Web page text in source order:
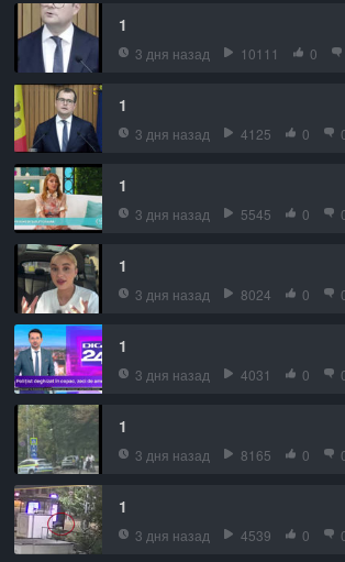
1
3 дня назад 10111 0
1
3 дня назад 4125 0
1
3 дня назад 5545 0
1
3 дня назад 8024 0
1
3 дня назад 4031 0
1
3 дня назад 8165 0
1
3 дня назад 4539 0